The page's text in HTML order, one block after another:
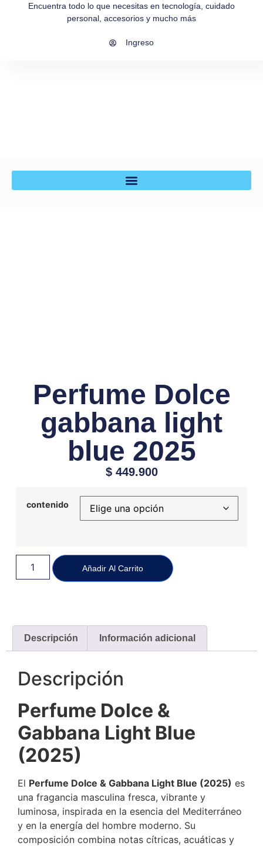
Encuentra todo lo que necesitas en tecnología, cuidado
personal, accesorios y mucho más
Ingreso
Perfume Dolce
gabbana light
blue 2025
$449.900
contenido
Añadir Al Carrito
Descripción Información adicional
Descripción
Perfume Dolce &
Gabbana Light Blue
(2025)
El Perfume Dolce & Gabbana Light Blue (2025) es
una fragancia masculina fresca, vibrante y
luminosa, inspirada en la esencia del Mediterráneo
y en la energía del hombre moderno. Su
composición combina notas cítricas, acuáticas y